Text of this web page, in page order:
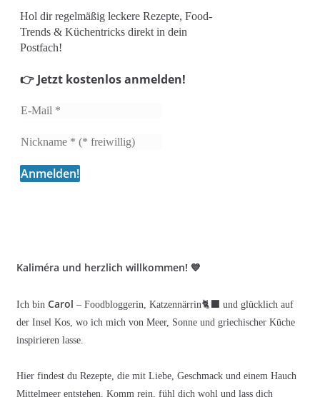
Hol dir regelmäßig leckere Rezepte, Food-
Trends & Küchentricks direkt in dein
Postfach!
👉 Jetzt kostenlos anmelden!
Kaliméra und herzlich willkommen! 💙
Ich bin Carol – Foodbloggerin, Katzennärrin🐈‍⬛ und glücklich auf
der Insel Kos, wo ich mich von Meer, Sonne und griechischer Küche
inspirieren lasse.
Hier findest du Rezepte, die mit Liebe, Geschmack und einem Hauch
Mittelmeer entstehen. Komm rein, fühl dich wohl und lass dich